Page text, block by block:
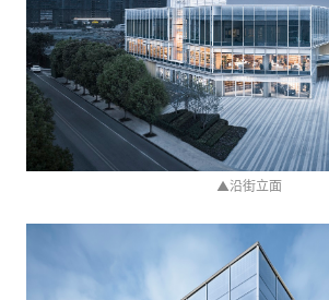
▲沿街立面